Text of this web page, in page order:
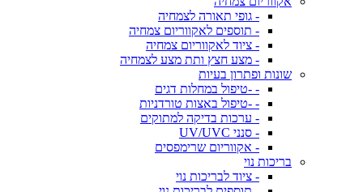
- גופי תאורה לצמחיה
- תוספים לאקווריום צמחיה
- ציוד לאקווריום צמחיה
- מצע חצץ ותת מצע לצמחיה
שונות ופתרון בעיות
- -טיפול במחלות דגים
- -טיפול באצות טורדניות
- ערכות בדיקה למתוקים
- סנני UV/UVC
- אקווריום שרימפסים
בריכות נוי
- ציוד לבריכות נוי